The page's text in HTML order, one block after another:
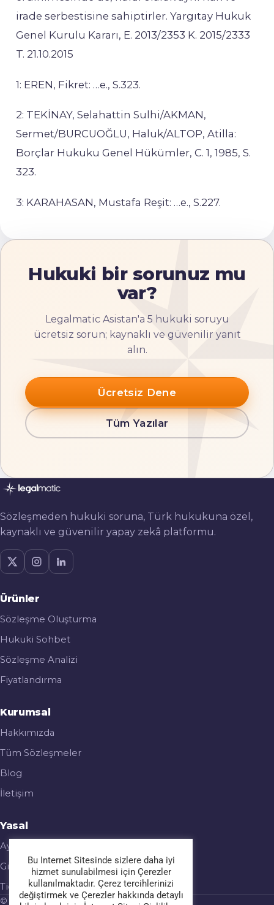
irade serbestisine sahiptirler. Yargıtay Hukuk
Genel Kurulu Kararı, E. 2013/2353 K. 2015/2333
T. 21.10.2015
1: EREN, Fikret: …e., S.323.
2: TEKİNAY, Selahattin Sulhi/AKMAN,
Sermet/BURCUOĞLU, Haluk/ALTOP, Atilla:
Borçlar Hukuku Genel Hükümler, C. 1, 1985, S.
323.
3: KARAHASAN, Mustafa Reşit: …e., S.227.
Hukuki bir sorunuz mu
var?
Legalmatic Asistan'a 5 hukuki soruyu
ücretsiz sorun; kaynaklı ve güvenilir yanıt
alın.
Ücretsiz Dene
Tüm Yazılar
Sözleşmeden hukuki soruna, Türk hukukuna özel,
kaynaklı ve güvenilir yapay zekâ platformu.
Ürünler
Sözleşme Oluşturma
Hukuki Sohbet
Sözleşme Analizi
Fiyatlandırma
Kurumsal
Hakkımızda
Tüm Sözleşmeler
Blog
İletişim
Yasal
Aydınlatma Metni
Gizlilik & Çerez Politikası
Ticari Elektronik İleti
© 2026 Legalmatic. Tüm hakları saklıdır.
Bu Internet Sitesinde sizlere daha iyi
hizmet sunulabilmesi için Çerezler
kullanılmaktadır. Çerez tercihlerinizi
değiştirmek ve Çerezler hakkında detaylı